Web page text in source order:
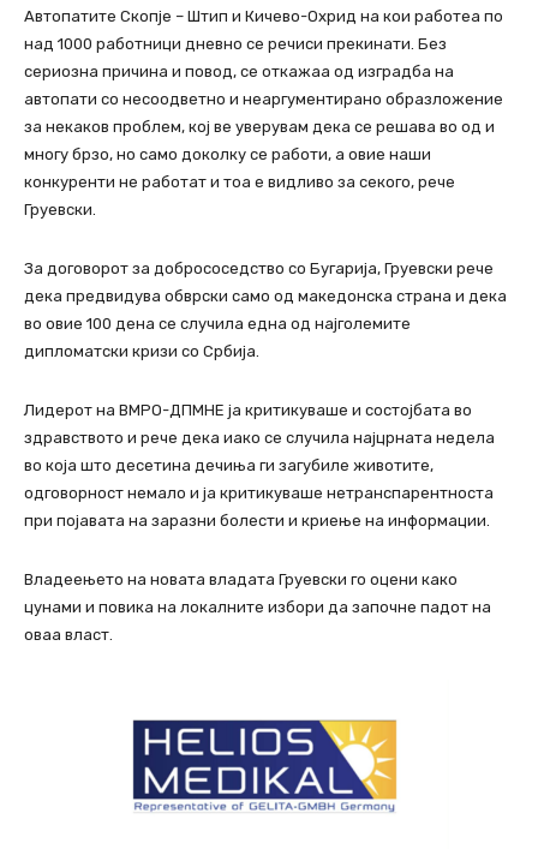
Автопатите Скопје – Штип и Кичево-Охрид на кои работеа по
над 1000 работници дневно се речиси прекинати. Без
сериозна причина и повод, се откажаа од изградба на
автопати со несоодветно и неаргументирано образложение
за некаков проблем, кој ве уверувам дека се решава во од и
многу брзо, но само доколку се работи, а овие наши
конкуренти не работат и тоа е видливо за секого, рече
Груевски.
За договорот за добрососедство со Бугарија, Груевски рече
дека предвидува обврски само од македонска страна и дека
во овие 100 дена се случила една од најголемите
дипломатски кризи со Србија.
Лидерот на ВМРО-ДПМНЕ ја критикуваше и состојбата во
здравството и рече дека иако се случила најцрната недела
во која што десетина дечиња ги загубиле животите,
одговорност немало и ја критикуваше нетранспарентноста
при појавата на заразни болести и криење на информации.
Владеењето на новата владата Груевски го оцени како
цунами и повика на локалните избори да започне падот на
оваа власт.